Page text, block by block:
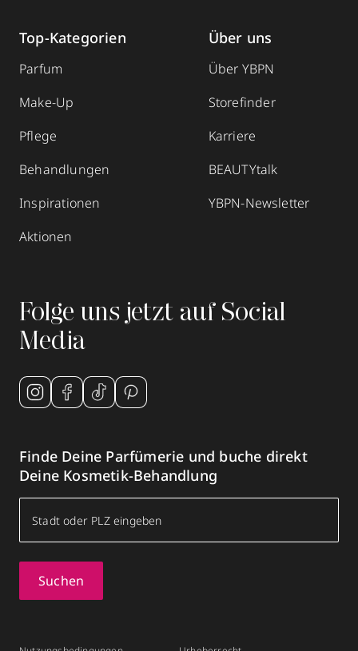
Top-Kategorien
Parfum
Make-Up
Pflege
Behandlungen
Inspirationen
Aktionen
Über uns
Über YBPN
Storefinder
Karriere
BEAUTYtalk
YBPN-Newsletter
Folge uns jetzt auf Social
Media
Finde Deine Parfümerie und buche direkt
Deine Kosmetik-Behandlung
Suchen